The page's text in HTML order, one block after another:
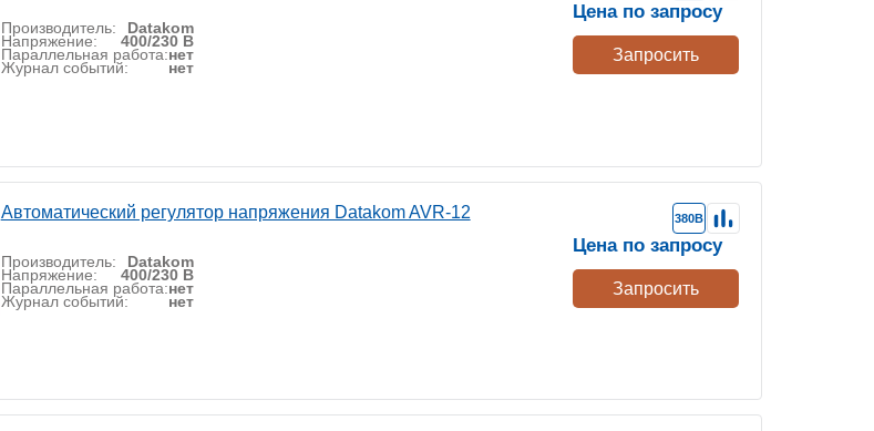
Производитель: Datakom
Напряжение: 400/230 В
Параллельная работа:нет
Журнал событий: нет
Цена по запросу
Запросить
Автоматический регулятор напряжения Datakom AVR-12
Производитель: Datakom
Напряжение: 400/230 В
Параллельная работа:нет
Журнал событий: нет
380В
Цена по запросу
Запросить